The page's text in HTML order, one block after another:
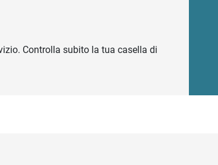
Controlla subito la tua casella di